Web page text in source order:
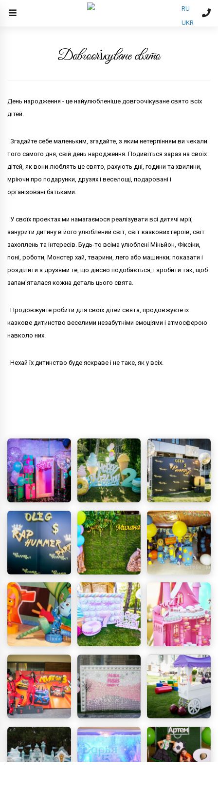
RU
UKR
Довгоочікуване свято
День народження - це найулюбленіше довгоочікуване свято всіх
дітей.
Згадайте себе маленьким, згадайте, з яким нетерпінням ви чекали
того самого дня, свій день народження. Подивіться зараз на своїх
дітей, як вони люблять це свято, рахують дні, години та хвилини,
мріючи про подарунки, друзях і веселощі, подаровані і
організовані батьками.
У своїх проектах ми намагаємося реалізувати всі дитячі мрії,
занурити дитину в його улюблений світ, світ казкових героїв, світ
захоплень та інтересів. Будь-то всіма улюблені Міньйон, Фіксіки,
поні, роботи, Монстер хай, тварини, лего або машинки; показати і
розділити з друзями те, що дійсно подобається, і зробити так, щоб
запам'яталася кожна деталь цього свята.
Продовжуйте робити для своїх дітей свята, продовжуєте їх
казкове дитинство веселими незабутніми емоціями і атмосферою
навколо них.
Нехай їх дитинство буде яскраве і не таке, як у всіх.